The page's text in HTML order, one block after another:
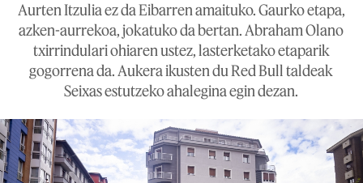
Aurten Itzulia ez da Eibarren amaituko. Gaurko etapa,
azken-aurrekoa, jokatuko da bertan. Abraham Olano
txirrindulari ohiaren ustez, lasterketako etaparik
gogorrena da. Aukera ikusten du Red Bull taldeak
Seixas estutzeko ahalegina egin dezan.